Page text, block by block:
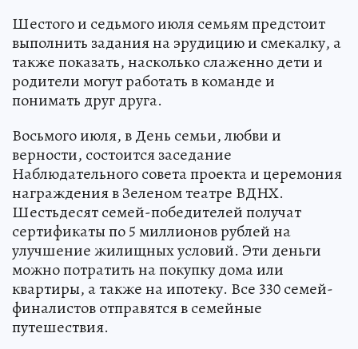
Шестого и седьмого июля семьям предстоит
выполнить задания на эрудицию и смекалку, а
также показать, насколько слаженно дети и
родители могут работать в команде и
понимать друг друга.
Восьмого июля, в День семьи, любви и
верности, состоится заседание
Наблюдательного совета проекта и церемония
награждения в Зеленом театре ВДНХ.
Шестьдесят семей-победителей получат
сертификаты по 5 миллионов рублей на
улучшение жилищных условий. Эти деньги
можно потратить на покупку дома или
квартиры, а также на ипотеку. Все 330 семей-
финалистов отправятся в семейные
путешествия.